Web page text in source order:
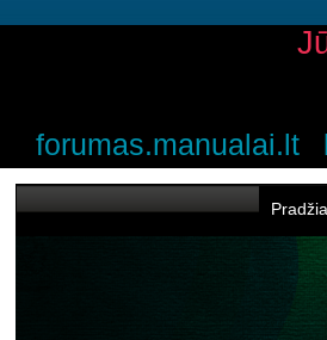
forumas.manualai.lt
Pradžia